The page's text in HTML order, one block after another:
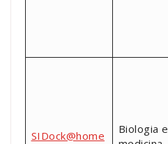
SIDock@home
Biologia e